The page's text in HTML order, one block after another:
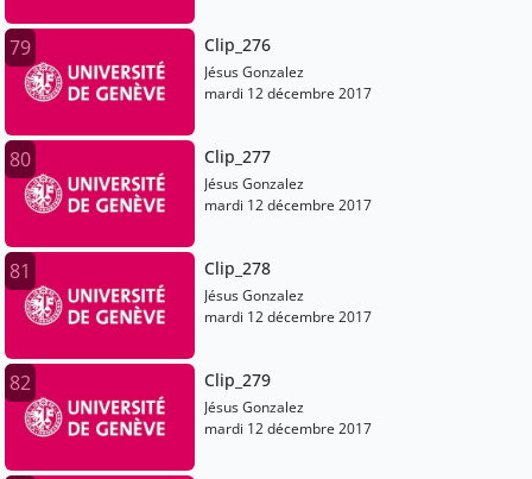
79 Clip_276
Jésus Gonzalez
mardi 12 décembre 2017
80 Clip_277
Jésus Gonzalez
mardi 12 décembre 2017
81 Clip_278
Jésus Gonzalez
mardi 12 décembre 2017
82 Clip_279
Jésus Gonzalez
mardi 12 décembre 2017